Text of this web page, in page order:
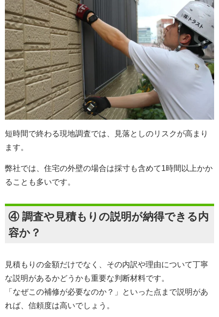
短時間で終わる現地調査では、見落としのリスクが高まり
ます。
弊社では、住宅の外壁の場合は採寸も含めて1時間以上かか
ることも多いです。
④ 調査や見積もりの説明が納得できる内
容か？
見積もりの金額だけでなく、その内訳や理由について丁寧
な説明があるかどうかも重要な判断材料です。
「なぜこの補修が必要なのか？」といった点まで説明があ
れば、信頼度は高いでしょう。